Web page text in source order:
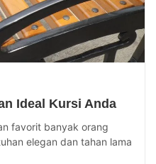
Ideal Kursi Anda
favorit banyak orang
elegan dan tahan lama